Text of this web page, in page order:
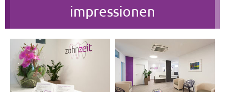
impressionen